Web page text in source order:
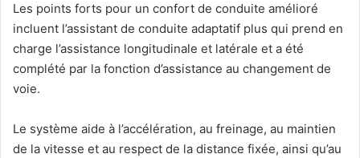
Les points forts pour un confort de conduite amélioré
incluent l’assistant de conduite adaptatif plus qui prend en
charge l’assistance longitudinale et latérale et a été
complété par la fonction d’assistance au changement de
voie.
Le système aide à l’accélération, au freinage, au maintien
de la vitesse et au respect de la distance fixée, ainsi qu’au